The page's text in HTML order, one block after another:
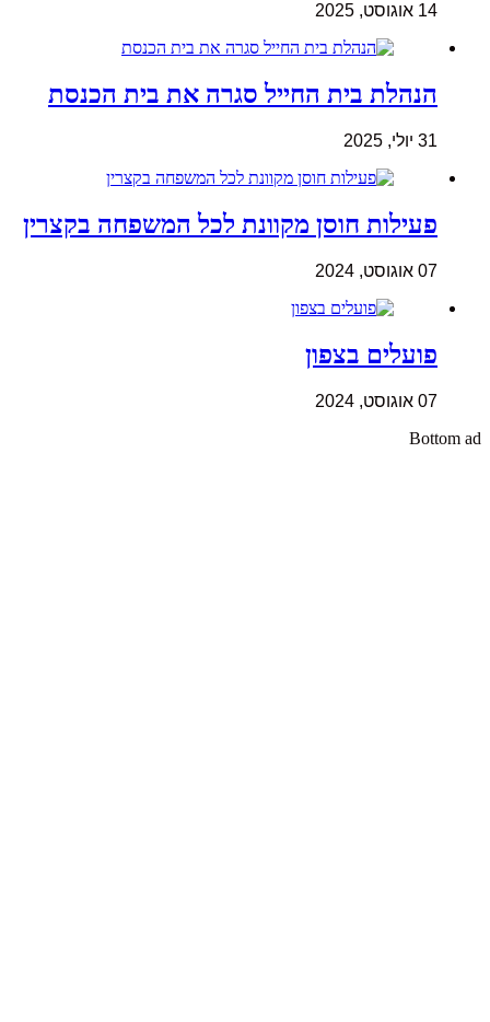
14 אוגוסט, 2025
הנהלת בית החייל סגרה את בית הכנסת
31 יולי, 2025
פעילות חוסן מקוונת לכל המשפחה בקצרין
07 אוגוסט, 2024
פועלים בצפון
07 אוגוסט, 2024
Bottom ad